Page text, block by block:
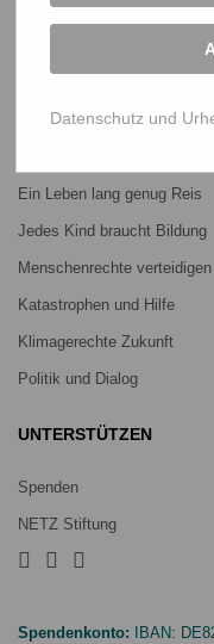
Projekte
Ein Leben lang genug Reis
Jedes Kind braucht Bildung
Menschenrechte verteidigen
Katastrophen und Hilfe
Klimagerechte Zukunft
Politik und Dialog
UNTERSTÜTZEN
Spenden
NETZ Stiftung
Spendenkonto: IBAN:
Datenschutz und